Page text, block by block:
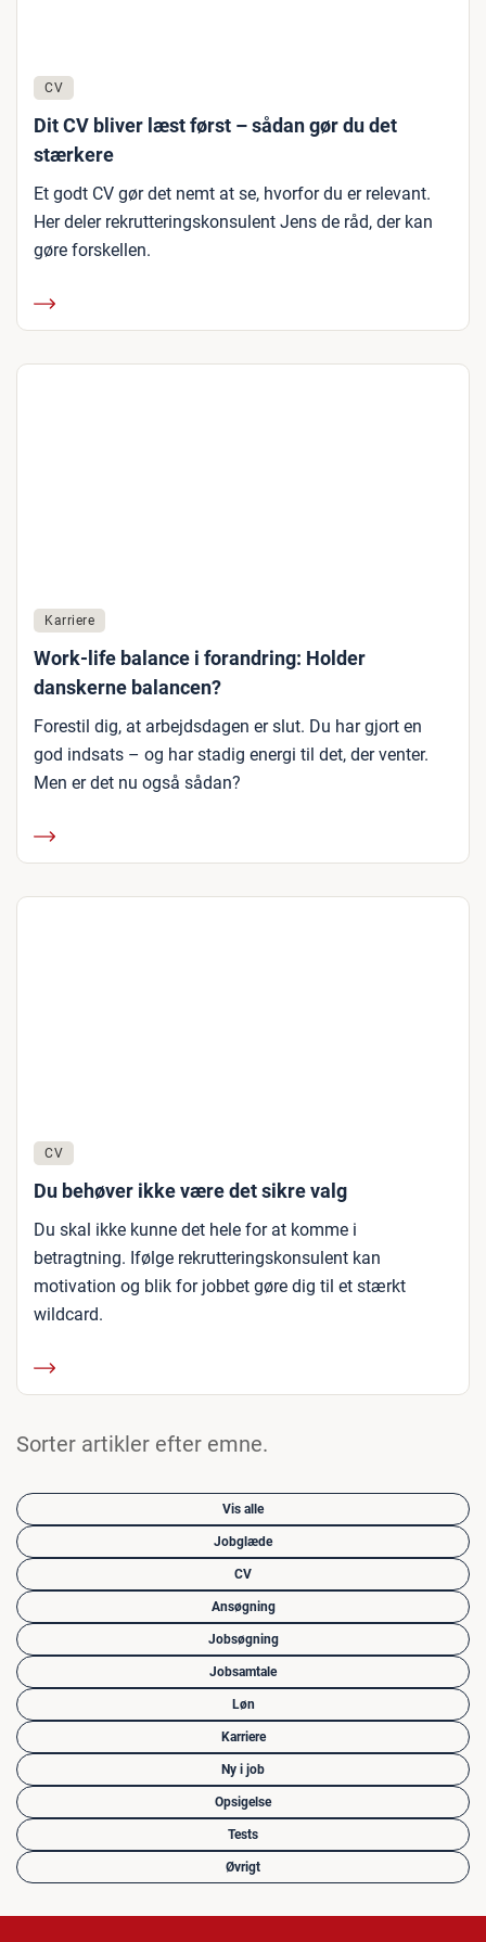
CV
Dit CV bliver læst først – sådan gør du det
stærkere
Et godt CV gør det nemt at se, hvorfor du er relevant.
Her deler rekrutteringskonsulent Jens de råd, der kan
gøre forskellen.
Karriere
Work-life balance i forandring: Holder
danskerne balancen?
Forestil dig, at arbejdsdagen er slut. Du har gjort en
god indsats – og har stadig energi til det, der venter.
Men er det nu også sådan?
CV
Du behøver ikke være det sikre valg
Du skal ikke kunne det hele for at komme i
betragtning. Ifølge rekrutteringskonsulent kan
motivation og blik for jobbet gøre dig til et stærkt
wildcard.
Sorter artikler efter emne.
Vis alle
Jobglæde
CV
Ansøgning
Jobsøgning
Jobsamtale
Løn
Karriere
Ny i job
Opsigelse
Tests
Øvrigt